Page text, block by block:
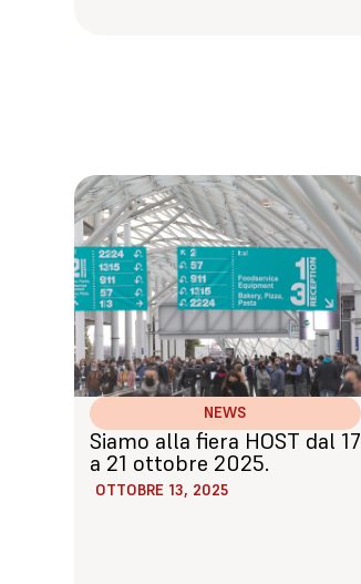
NEWS
Siamo alla fiera HOST dal 17
a 21 ottobre 2025.
OTTOBRE 13, 2025